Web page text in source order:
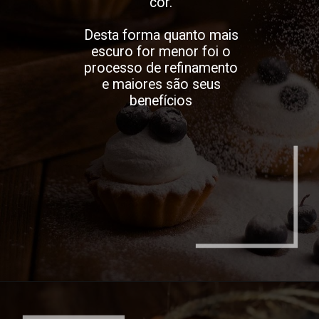
Desta forma quanto mais
escuro for menor foi o
processo de refinamento
e maiores são seus
benefícios
https://espaconatelie.com.br/